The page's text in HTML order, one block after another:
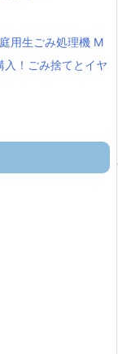
用生ごみ処理機 M
！ごみ捨てとイヤ